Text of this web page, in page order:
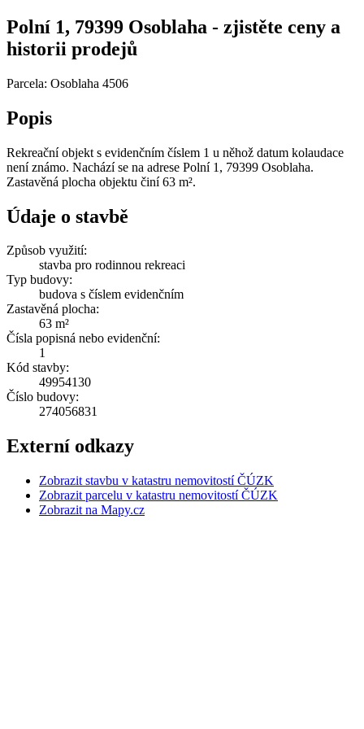
Polní 1, 79399 Osoblaha - zjistěte ceny a
historii prodejů
Parcela: Osoblaha 4506
Popis
Rekreační objekt s evidenčním číslem 1 u něhož datum kolaudace
není známo. Nachází se na adrese Polní 1, 79399 Osoblaha.
Zastavěná plocha objektu činí 63 m².
Údaje o stavbě
Způsob využití:
stavba pro rodinnou rekreaci
Typ budovy:
budova s číslem evidenčním
Zastavěná plocha:
63 m²
Čísla popisná nebo evidenční:
1
Kód stavby:
49954130
Číslo budovy:
274056831
Externí odkazy
Zobrazit stavbu v katastru nemovitostí ČÚZK
Zobrazit parcelu v katastru nemovitostí ČÚZK
Zobrazit na Mapy.cz